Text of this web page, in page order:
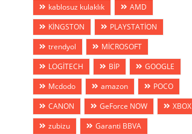
kablosuz kulaklık
AMD
KİNGSTON
PLAYSTATİON
trendyol
MİCROSOFT
LOGİTECH
BİP
GOOGLE
Mcdodo
amazon
POCO
CANON
GeForce NOW
XBOX
zubizu
Garanti BBVA